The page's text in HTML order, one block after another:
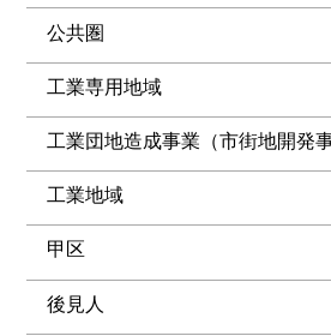
公共圏
工業専用地域
工業団地造成事業（市街地開発
工業地域
甲区
後見人